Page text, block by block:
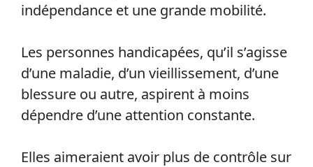
indépendance et une grande mobilité.
Les personnes handicapées, qu’il s’agisse
d’une maladie, d’un vieillissement, d’une
blessure ou autre, aspirent à moins
dépendre d’une attention constante.
Elles aimeraient avoir plus de contrôle sur